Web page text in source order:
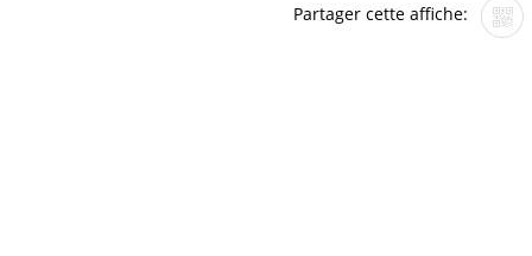
Partager cette affiche: